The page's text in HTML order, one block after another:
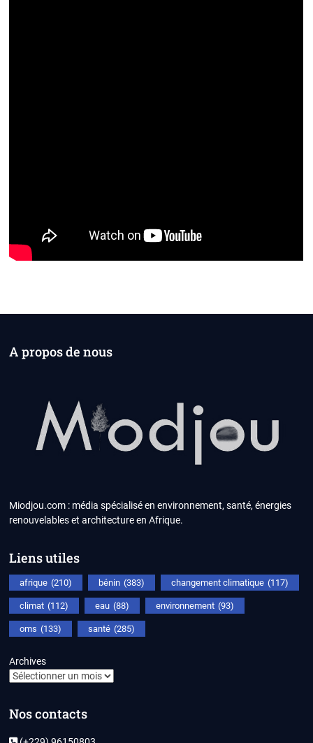
A propos de nous
Miodjou.com : média spécialisé en environnement, santé, énergies
renouvelables et architecture en Afrique.
Liens utiles
afrique (210) bénin (383) changement climatique (117)
climat (112) eau (88) environnement (93)
oms (133) santé (285)
Archives
Nos contacts